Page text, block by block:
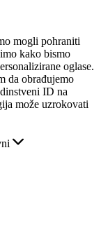
mogli pohraniti
kako bismo
oglase.
da obrađujemo
ID na
može uzrokovati